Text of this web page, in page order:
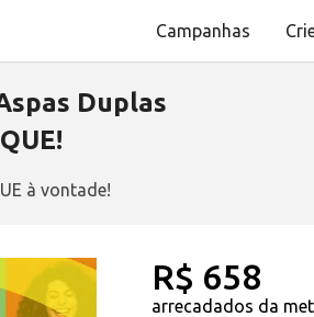
Campanhas
Duplas
à vontade!
R$ 658
arrecadados da